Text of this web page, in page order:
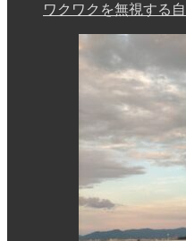
ワクワクを無視する